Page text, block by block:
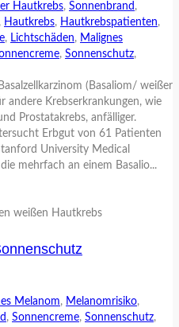
Hautkrebs, Sonnenbrand ,
, Hautkrebs, Hautkrebspatienten,
, Lichtschäden, Malignes
, Sonnenschutz,
(Basaliom/ weißer
andere Krebserkrankungen, wie
Prostatakrebs, anfälliger.
Erbgut von 61 Patienten
University Medical
mehrfach an einem Basalio...
Melanom, Melanomrisiko,
, Sonnencreme, Sonnenschutz,